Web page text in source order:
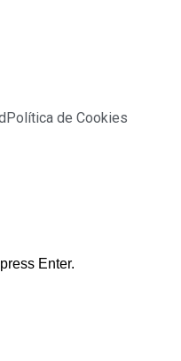
Política de Cookies
Enter.